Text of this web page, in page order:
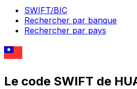
SWIFT/BIC
Rechercher par banque
Rechercher par pays
Le code SWIFT de